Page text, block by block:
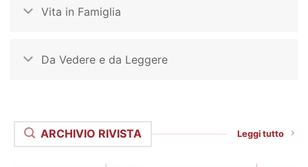
Vita in Famiglia
Da Vedere e da Leggere
ARCHIVIO RIVISTA Leggi tutto